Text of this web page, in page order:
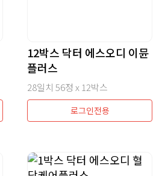
12박스 닥터 에스오디 이뮨
플러스
28일치 56정 x 12박스
로그인전용